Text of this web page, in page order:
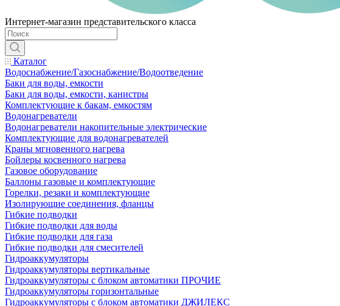
Интернет-магазин представительского класса
Каталог
Водоснабжение/Газоснабжение/Водоотведение
Баки для воды, емкости
Баки для воды, емкости, канистры
Комплектующие к бакам, емкостям
Водонагреватели
Водонагреватели накопительные электрические
Комплектующие для водонагревателей
Краны мгновенного нагрева
Бойлеры косвенного нагрева
Газовое оборудование
Баллоны газовые и комплектующие
Горелки, резаки и комплектующие
Изолирующие соединения, фланцы
Гибкие подводки
Гибкие подводки для воды
Гибкие подводки для газа
Гибкие подводки для смесителей
Гидроаккумуляторы
Гидроаккумуляторы вертикальные
Гидроаккумуляторы с блоком автоматики ПРОЧИЕ
Гидроаккумуляторы горизонтальные
Гидроаккумуляторы с блоком автоматики ДЖИЛЕКС